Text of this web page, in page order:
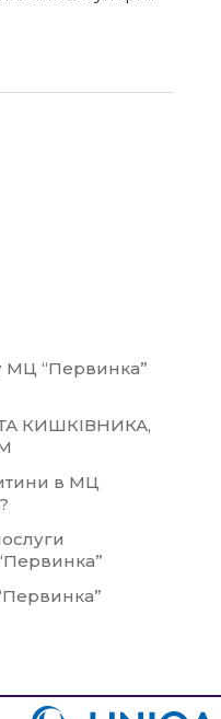
МЦ “Первинка”
КИШКІВНИКА,
в МЦ